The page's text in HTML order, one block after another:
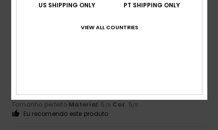
5/5
Conforto: 5/5 Relação qualidade/preço: 4/5 Tamanho:
Tamanho perfeito Material: 5 /5 Cor: 5/5
Eu recomendo este produto
US SHIPPING ONLY PT SHIPPING ONLY
VIEW ALL COUNTRIES